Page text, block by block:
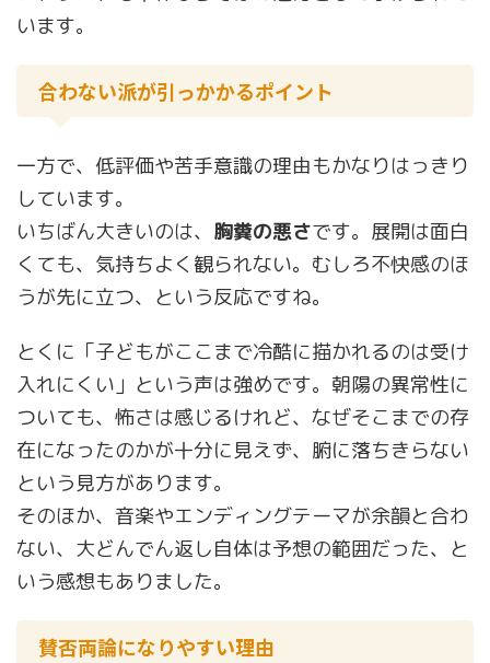
います。
合わない派が引っかかるポイント
一方で、低評価や苦手意識の理由もかなりはっきり
しています。
いちばん大きいのは、 胸糞の悪さです。展開は面白
くても、気持ちよく観られない。むしろ不快感のほ
うが先に立つ、という反応ですね。
とくに「子どもがここまで冷酷に描かれるのは受け
入れにくい」という声は強めです。朝陽の異常性に
ついても、怖さは感じるけれど、なぜそこまでの存
在になったのかが十分に見えず、腑に落ちきらない
という見方があります。
そのほか、音楽やエンディングテーマが余韻と合わ
ない、大どんでん返し自体は予想の範囲だった、と
いう感想もありました。
賛否両論になりやすい理由